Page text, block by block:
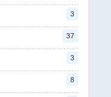
3
37
3
8